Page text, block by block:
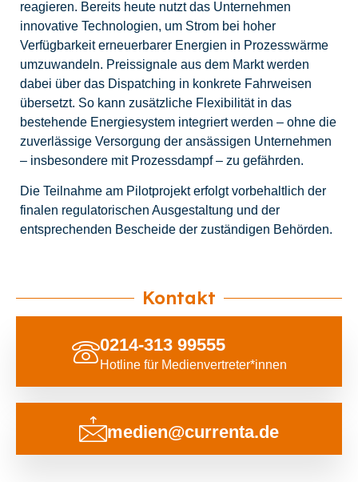
reagieren. Bereits heute nutzt das Unternehmen
innovative Technologien, um Strom bei hoher
Verfügbarkeit erneuerbarer Energien in Prozesswärme
umzuwandeln. Preissignale aus dem Markt werden
dabei über das Dispatching in konkrete Fahrweisen
übersetzt. So kann zusätzliche Flexibilität in das
bestehende Energiesystem integriert werden – ohne die
zuverlässige Versorgung der ansässigen Unternehmen
– insbesondere mit Prozessdampf – zu gefährden.
Die Teilnahme am Pilotprojekt erfolgt vorbehaltlich der
finalen regulatorischen Ausgestaltung und der
entsprechenden Bescheide der zuständigen Behörden.
Kontakt
0214-313 99555
Hotline für Medienvertreter*innen
medien@currenta.de